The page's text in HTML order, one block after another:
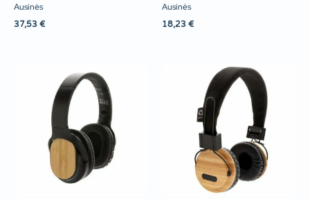
Ausinės
37,53 €
Ausinės
18,23 €